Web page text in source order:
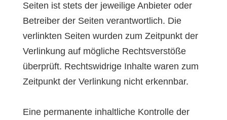
Seiten ist stets der jeweilige Anbieter oder
Betreiber der Seiten verantwortlich. Die
verlinkten Seiten wurden zum Zeitpunkt der
Verlinkung auf mögliche Rechtsverstöße
überprüft. Rechtswidrige Inhalte waren zum
Zeitpunkt der Verlinkung nicht erkennbar.
Eine permanente inhaltliche Kontrolle der